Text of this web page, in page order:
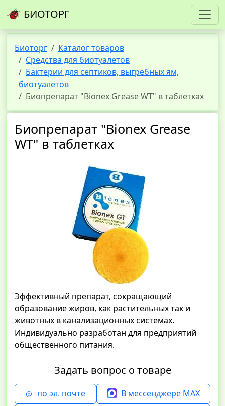
БИОТОРГ
Биоторг
Каталог товаров
Средства для биотуалетов
Бактерии для септиков, выгребных ям,
биотуалетов
Биопрепарат "Bionex Grease WT" в таблетках
Биопрепарат "Bionex Grease
WT" в таблетках
Эффективный препарат, сокращающий
образование жиров, как растительных так и
животных в канализационных системах.
Индивидуально разработан для предприятий
общественного питания.
Задать вопрос о товаре
по эл. почте
В мессенджере MAX